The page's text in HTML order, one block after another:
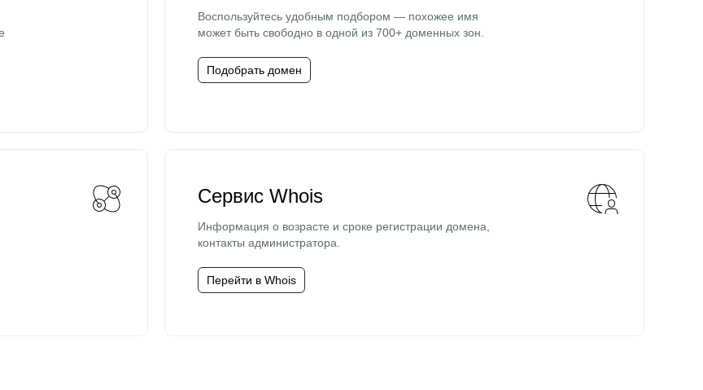
Воспользуйтесь удобным подбором — похожее имя
может быть свободно в одной из 700+ доменных зон.
Подобрать домен
Сервис Whois
Информация о возрасте и сроке регистрации домена,
контакты администратора.
Перейти в Whois